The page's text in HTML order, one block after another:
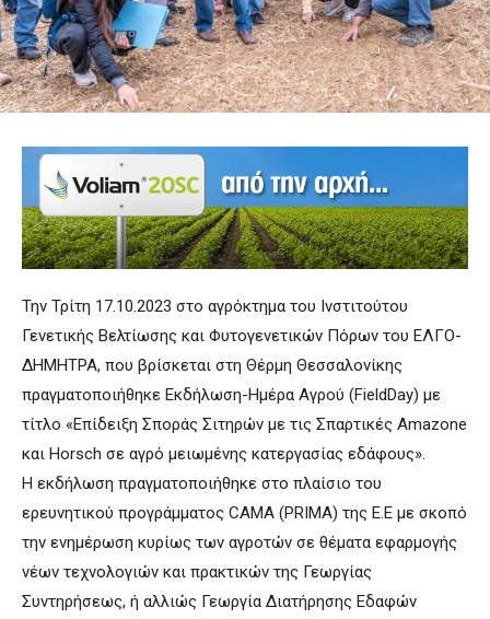
Την Τρίτη 17.10.2023 στο αγρόκτημα του Ινστιτούτου
Γενετικής Βελτίωσης και Φυτογενετικών Πόρων του ΕΛΓΟ-
ΔΗΜΗΤΡΑ, που βρίσκεται στη Θέρμη Θεσσαλονίκης
πραγματοποιήθηκε Εκδήλωση-Ημέρα Αγρού (FieldDay) με
τίτλο «Επίδειξη Σποράς Σιτηρών με τις Σπαρτικές Amazone
και Horsch σε αγρό μειωμένης κατεργασίας εδάφους».
Η εκδήλωση πραγματοποιήθηκε στο πλαίσιο του
ερευνητικού προγράμματος CAMA (PRIMA) της Ε.Ε με σκοπό
την ενημέρωση κυρίως των αγροτών σε θέματα εφαρμογής
νέων τεχνολογιών και πρακτικών της Γεωργίας
Συντηρήσεως, ή αλλιώς Γεωργία Διατήρησης Εδαφών